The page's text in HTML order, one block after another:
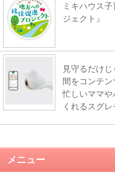
ミキハウス
ジェクト』
見守るだけ
間をコンテン
忙しいママや
くれるスグレ
メニュー